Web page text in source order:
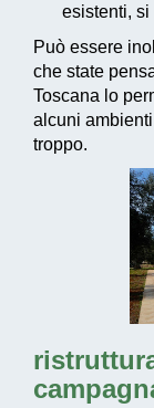
esistenti,
Può essere
che state
Toscana lo
alcuni
troppo.